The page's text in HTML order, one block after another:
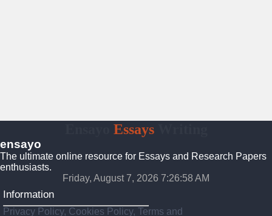
EssaysWriting
ensayo
The ultimate online resource for Essays and Research Papers
enthusiasts.
Friday, August 7, 2026 7:26:59 AM
Information
Privacy Policy, Cookies Policy, Terms and